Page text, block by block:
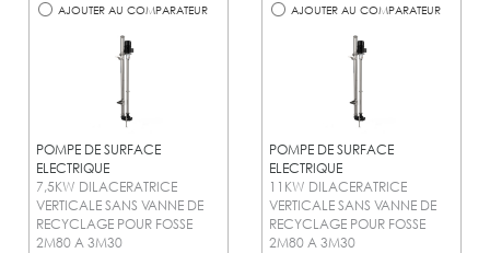
AJOUTER AU COMPARATEUR
POMPE DE SURFACE
ELECTRIQUE
7,5KW DILACERATRICE
VERTICALE SANS VANNE DE
RECYCLAGE POUR FOSSE
2M80 A 3M30
AJOUTER AU COMPARATEUR
POMPE DE SURFACE
ELECTRIQUE
11KW DILACERATRICE
VERTICALE SANS VANNE DE
RECYCLAGE POUR FOSSE
2M80 A 3M30